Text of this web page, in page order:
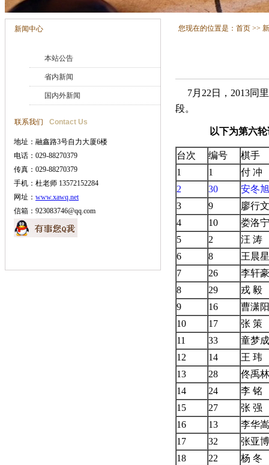
新闻中心
本站公告
省内新闻
国内外新闻
联系我们 Contact Us
地址：融鑫路3号自力大厦6楼
电话：029-88270379
传真：029-88270379
手机：杜老师 13572152284
网址： www.xawq.net
信箱：923083746@qq.com
您现在的位置是： 首页 >>
7月22日，2013同
段。
以下为第六
台次 编号
棋手
1
1
付 冲
2
30
安冬旭
3
9
廖行文
4
10
娄洛宁
5
2
汪 涛
6
8
王晨星
7
26
李轩豪
8
29
戎 毅
9
16
曹潇阳
10
17
张 策
11
33
童梦成
12
14
王 玮
13
28
佟禹林
14
24
李 铭
15
27
张 强
16
13
李华嵩
17
32
张亚博
18
22
杨 冬